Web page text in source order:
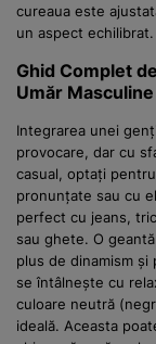
cureaua este
un aspect echilibrat.
Ghid Complet
Umăr
Integrarea unei
provocare, dar cu
casual, optați
pronunțate sau cu
perfect cu jeans,
sau ghete. O
plus de dinamism
se întâlnește cu
culoare neutră
ideală. Aceasta